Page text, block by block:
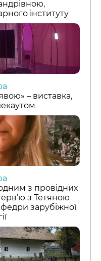
інституту
– виставка,
з провідних
з Тетяною
зарубіжної